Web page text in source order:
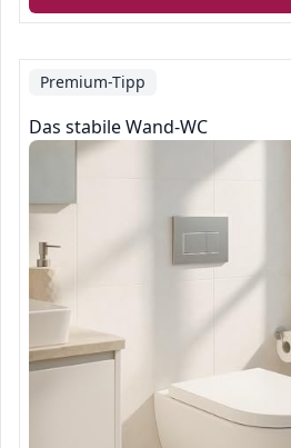
Premium-Tipp
Das stabile Wand-WC